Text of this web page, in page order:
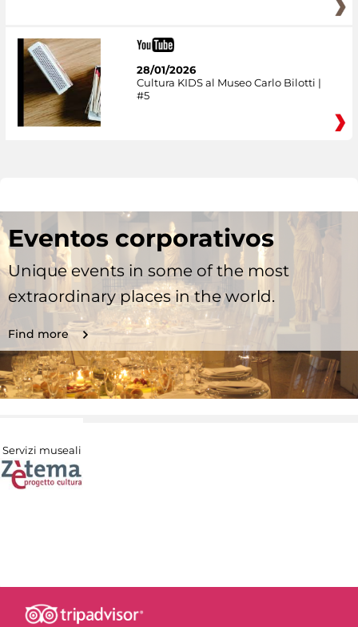
28/01/2026
Cultura KIDS al Museo Carlo Bilotti |
#5
Eventos corporativos
Unique events in some of the most
extraordinary places in the world.
Find more
Servizi museali